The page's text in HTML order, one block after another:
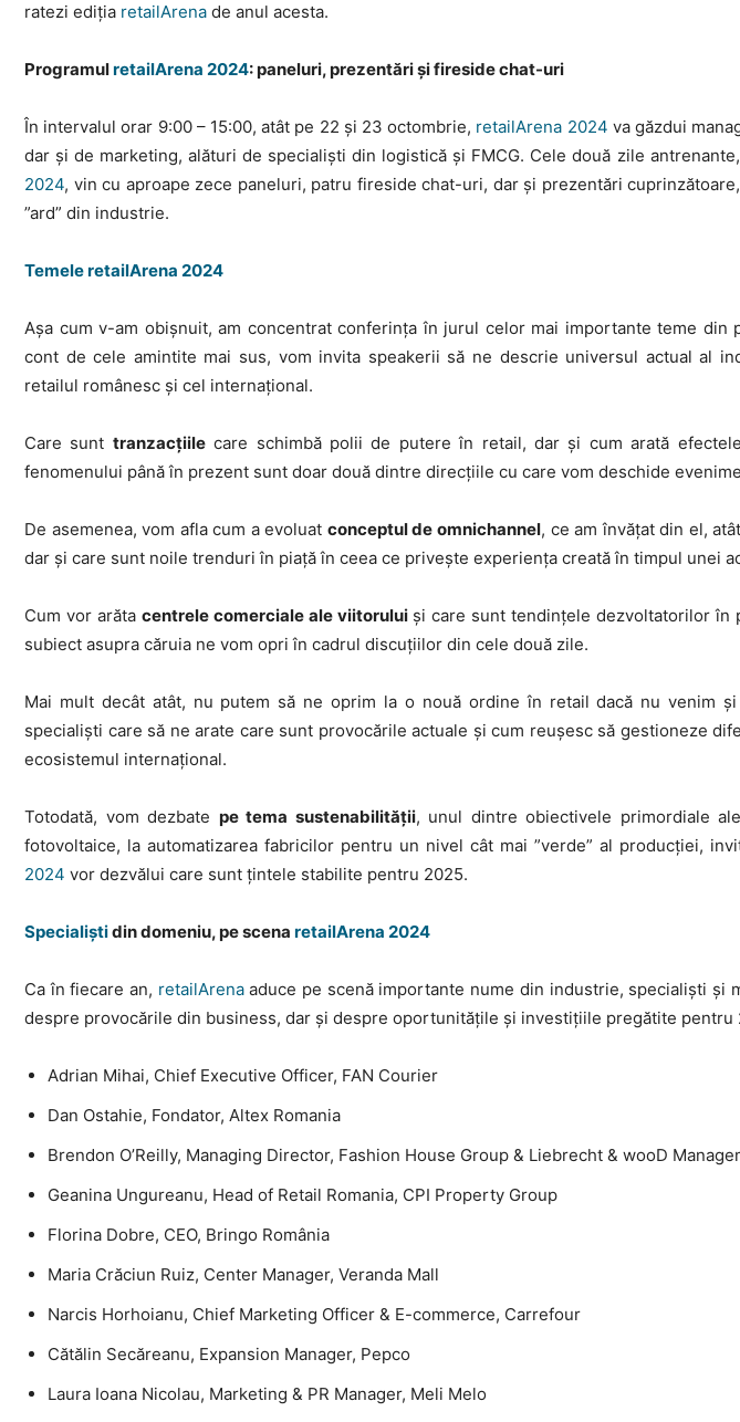
ratezi ediția retailArena de anul acesta.
ProgramulretailArena 2024: paneluri, prezentări și fireside chat-uri
În intervalul orar 9:00 – 15:00, atât pe 22 și 23 octombrie, retailArena 2024 va găzdui
dar și de marketing, alături de specialiști din logistică și FMCG. Cele două zile
2024, vin cu aproape zece paneluri, patru fireside chat-uri, dar și prezentări
”ard” din industrie.
Temele retailArena 2024
Așa cum v-am obișnuit, am concentrat conferința în jurul celor mai importante teme din
cont de cele amintite mai sus, vom invita speakerii să ne descrie universul actual al
retailul românesc și cel internațional.
Care sunt tranzacțiilecare schimbă polii de putere în retail, dar și cum arată
fenomenului până în prezent sunt doar două dintre direcțiile cu care vom deschide
De asemenea, vom afla cum a evoluat conceptul de omnichannel, ce am învățat din el,
dar și care sunt noile trenduri în piață în ceea ce privește experiența creată în timpul unei
Cum vor arăta centrele comerciale ale viitorului și care sunt tendințele dezvoltatorilor în
subiect asupra căruia ne vom opri în cadrul discuțiilor din cele două zile.
Mai mult decât atât, nu putem să ne oprim la o nouă ordine în retail dacă nu venim
specialiști care să ne arate care sunt provocările actuale și cum reușesc să gestioneze
ecosistemul internațional.
Totodată, vom dezbate pe tema sustenabilității, unul dintre obiectivele primordiale
fotovoltaice, la automatizarea fabricilor pentru un nivel cât mai ”verde” al producției,
2024 vor dezvălui care sunt țintele stabilite pentru 2025.
Specialiștidin domeniu, pe scena retailArena 2024
Ca în fiecare an, retailArenaaduce pe scenă importante nume din industrie, specialiști și
despre provocările din business, dar și despre oportunitățile și investițiile pregătite pentru
Adrian Mihai, Chief Executive Officer, FAN Courier
Dan Ostahie, Fondator, Altex Romania
Brendon O’Reilly, Managing Director, Fashion House Group & Liebrecht & wooD
Geanina Ungureanu, Head of Retail Romania, CPI Property Group
Florina Dobre, CEO, Bringo România
Maria Crăciun Ruiz, Center Manager, Veranda Mall
Narcis Horhoianu, Chief Marketing Officer & E-commerce, Carrefour
Cătălin Secăreanu, Expansion Manager, Pepco
Laura Ioana Nicolau, Marketing & PR Manager, Meli Melo